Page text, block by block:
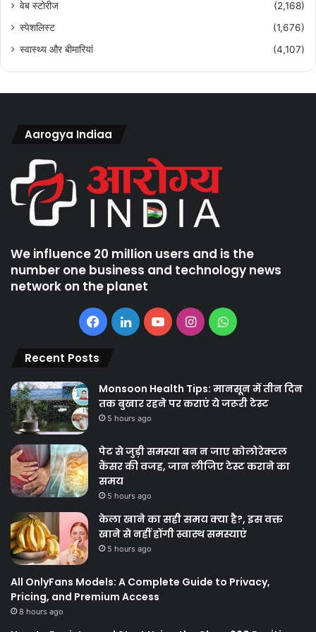
वेब स्टोरीज
(2,168)
स्पेशलिस्ट
(1,676)
स्वास्थ्य और बीमारियां
(4,107)
Aarogya Indiaa
We influence 20 million users and is the
number one business and technology news
network on the planet
Facebook
LinkedInYouTubeInstagramWhatsApp
Recent Posts
Monsoon Health Tips: मानसून में तीन दिन
तक बुखार रहने पर कराएं ये जरूरी टेस्ट
5 hours ago
पेट से जुड़ी समस्या बन न जाए कोलोरेक्टल
कैंसर की वजह, जान लीजिए टेस्ट कराने का
समय
5 hours ago
केला खाने का सही समय क्‍या है?, इस वक्त
खाने से नहीं होंगी स्वास्थ समस्याएं
5 hours ago
All OnlyFans Models: A Complete Guide to Privacy,
Pricing, and Premium Access
8 hours ago